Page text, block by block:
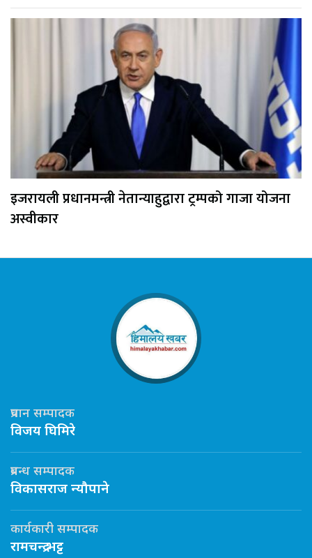
इजरायली प्रधानमन्त्री नेतान्याहुद्वारा ट्रम्पको गाजा योजना
अस्वीकार
प्रधान सम्पादक
विजय घिमिरे
प्रबन्ध सम्पादक
विकासराज न्यौपाने
कार्यकारी सम्पादक
रामचन्द्र भट्ट